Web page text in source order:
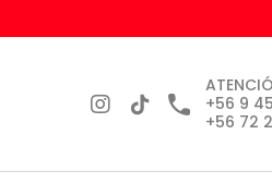
+56 9
+56 72